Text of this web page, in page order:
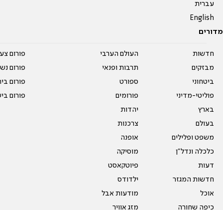
עברית
English
מדורים
חדשות
מבזקים
ביטחוני
פוליטי-מדיני
בארץ
בעולם
משפט ופלילים
כלכלה ונדל"ן
דעות
חדשות המגזר
אוכל
כיפה שחורה
העולם הערבי
תרבות ופנאי
ספורט
פורומים
יהדות
צרכנות
אופנה
מוסיקה
פיוטקאסט
ילדודס
מודעות אבל
מזג אוויר
פורום
פורום
פורום
פורום